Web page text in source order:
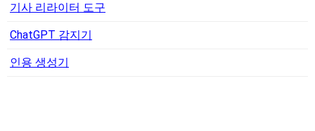
기사 리라이터 도구
ChatGPT 감지기
인용 생성기